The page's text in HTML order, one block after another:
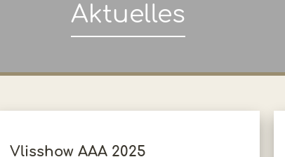
Aktuelles
Vlisshow AAA 2025